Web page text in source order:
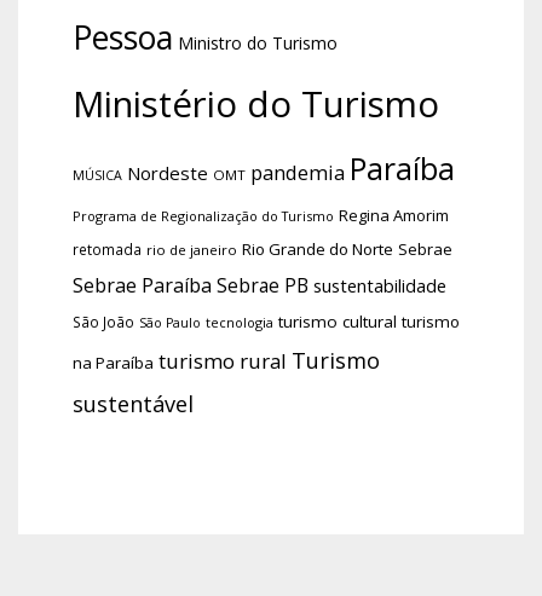
Pessoa Ministro do Turismo
Ministério do Turismo
MÚSICA Nordeste OMT pandemia Paraíba
Programa de Regionalização do Turismo Regina Amorim
retomada rio de janeiro Rio Grande do Norte Sebrae
Sebrae Paraíba Sebrae PB sustentabilidade
São João São Paulo tecnologia turismo cultural turismo
na Paraíba turismo rural Turismo
sustentável